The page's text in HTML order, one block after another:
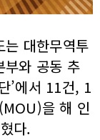
대한무역투
부와 공동 추
’에서 11건, 1
을 해 인
다.